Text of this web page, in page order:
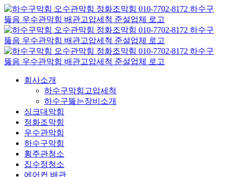
콘
텐
츠
로
건
너
회사소개
하수구막힘고압세척
하수구뚫는장비소개
싱크대막힘
정화조막힘
우수관막힘
하수구막힘
횡주관청소
집수정청소
에어컨 배관